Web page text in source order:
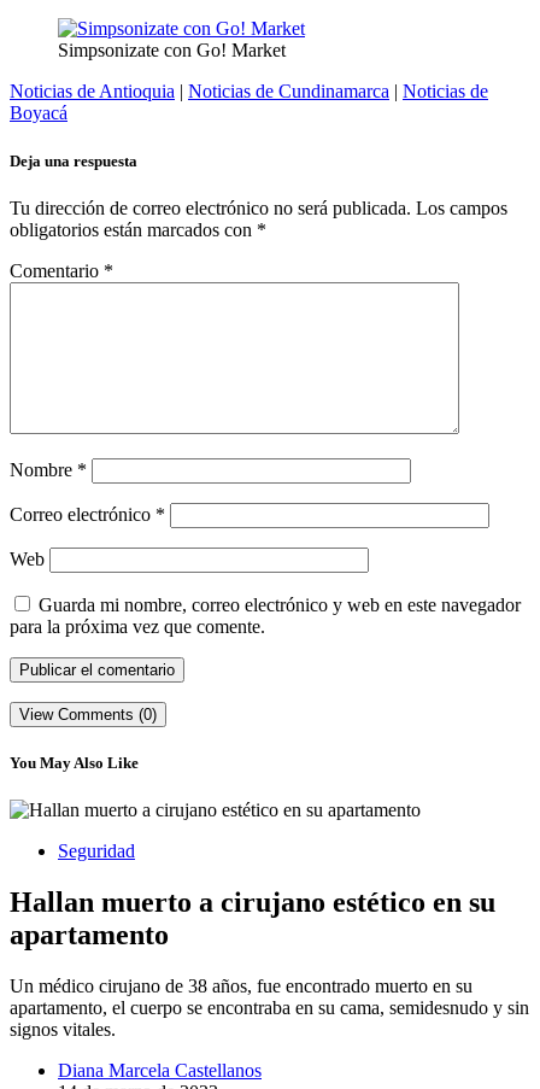
Simpsonizate con Go! Market
Noticias de Antioquia | Noticias de Cundinamarca | Noticias de
Boyacá
Deja una respuesta
Tu dirección de correo electrónico no será publicada. Los campos
obligatorios están marcados con *
Comentario *
Nombre *
Correo electrónico *
Web
Guarda mi nombre, correo electrónico y web en este navegador
para la próxima vez que comente.
View Comments (0)
You May Also Like
Seguridad
Hallan muerto a cirujano estético en su
apartamento
Un médico cirujano de 38 años, fue encontrado muerto en su
apartamento, el cuerpo se encontraba en su cama, semidesnudo y sin
signos vitales.
Diana Marcela Castellanos